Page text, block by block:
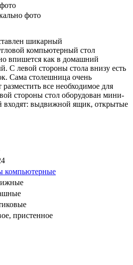
фото
шикарный
компьютерный стол
впишется как в домашний
С левой стороны стола внизу есть
Сама столешница очень
все необходимое для
стороны стол оборудован мини-
входят: выдвижной ящик, открытые
компьютерные
пристенное